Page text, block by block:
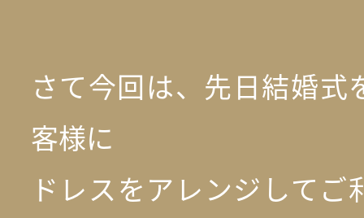
さて今回は、先日結婚式
客様に
ドレスをアレンジして